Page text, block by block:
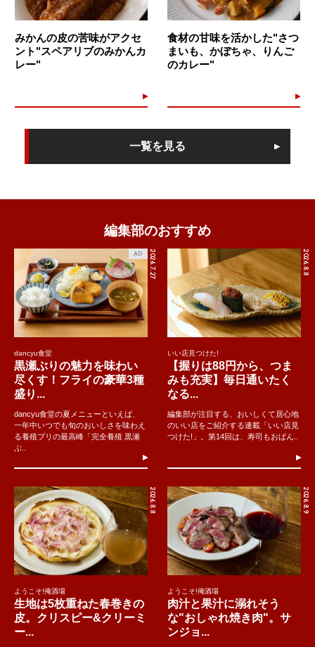
みかんの皮の苦味がアクセ
ント"スペアリブのみかんカ
レー"
食材の甘味を活かした"さつ
まいも、かぼちゃ、りんご
のカレー"
一覧を見る
編集部のおすすめ
2026.7.27
AD
dancyu食堂
黒瀬ぶりの魅力を味わい
尽くす！フライの豪華3種
盛り...
dancyu食堂の夏メニューといえば、
一年中いつでも旬のおいしさを味わえ
る養殖ブリの最高峰「完全養殖 黒瀬
ぶ..
2026.8.8
いい店見つけた!
【握りは88円から、つま
みも充実】毎日通いたく
なる...
編集部が注目する、おいしくて居心地
のいい店をご紹介する連載「いい店見
つけた!」。第14回は、寿司もおばん..
2026.8.8
ようこそ!俺酒場
生地は5枚重ねた春巻きの
皮。クリスピー&クリーミ
ー...
2026.8.9
ようこそ!俺酒場
肉汁と果汁に溺れそう
な"おしゃれ焼き肉"。サ
ンジョ...